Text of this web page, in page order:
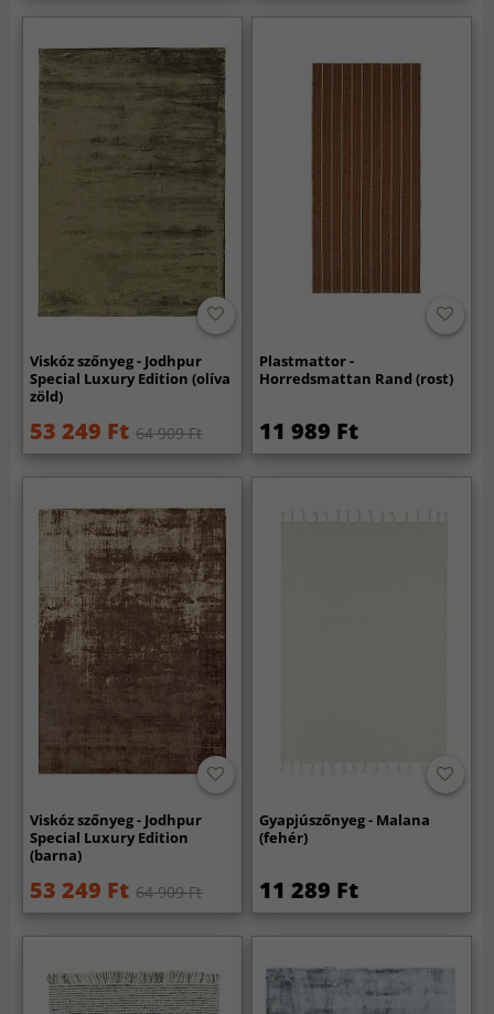
Viskóz szőnyeg - Jodhpur
Special Luxury Edition (olíva
zöld)
53 249 Ft 64 909 Ft
Plastmattor -
Horredsmattan Rand (rost)
11 989 Ft
Viskóz szőnyeg - Jodhpur
Special Luxury Edition
(barna)
53 249 Ft 64 909 Ft
Gyapjúszőnyeg - Malana
(fehér)
11 289 Ft